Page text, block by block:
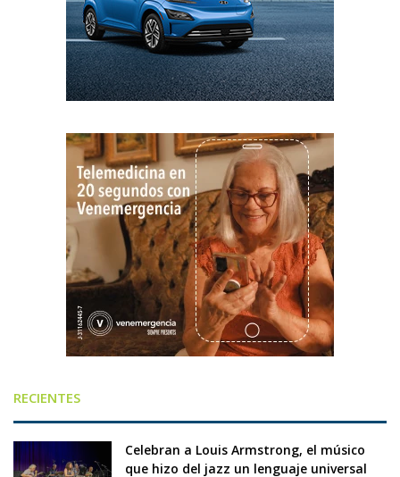
RECIENTES
Celebran a Louis Armstrong, el músico
que hizo del jazz un lenguaje universal